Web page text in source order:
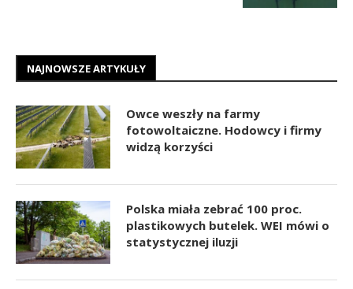
NAJNOWSZE ARTYKUŁY
Owce weszły na farmy
fotowoltaiczne. Hodowcy i firmy
widzą korzyści
Polska miała zebrać 100 proc.
plastikowych butelek. WEI mówi o
statystycznej iluzji